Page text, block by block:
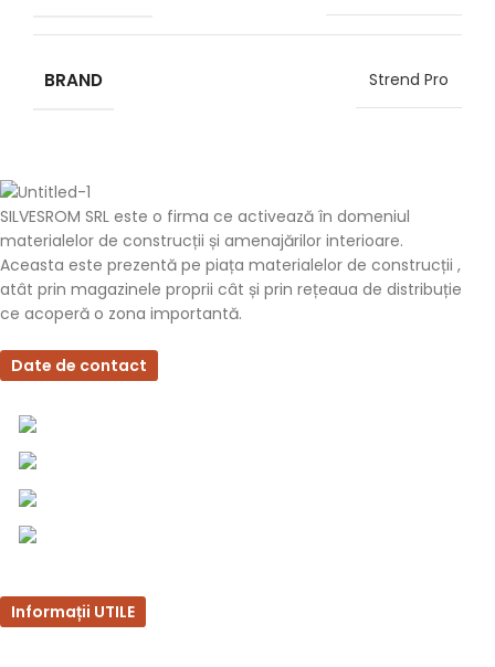
BRAND Strend Pro
SILVESROM SRL este o firma ce activează în domeniul
materialelor de construcții și amenajărilor interioare.
Aceasta este prezentă pe piața materialelor de construcții ,
atât prin magazinele proprii cât și prin rețeaua de distribuție
ce acoperă o zona importantă.
Date de contact
Informații UTILE